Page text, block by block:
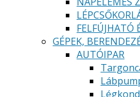
FELFÚJHATÓ
GÉPEK,
AUTÓIPAR